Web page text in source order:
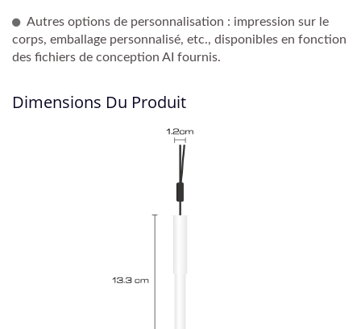
Autres options de personnalisation : impression sur le
corps, emballage personnalisé, etc., disponibles en fonction
des fichiers de conception AI fournis.
Dimensions Du Produit